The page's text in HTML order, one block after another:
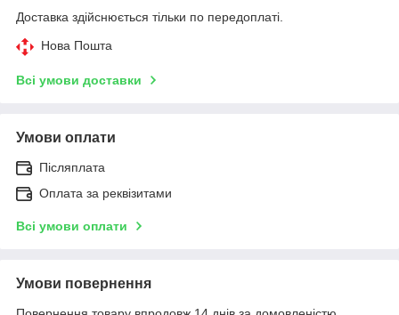
Доставка здійснюється тільки по передоплаті.
Нова Пошта
Всі умови доставки
Умови оплати
Післяплата
Оплата за реквізитами
Всі умови оплати
Умови повернення